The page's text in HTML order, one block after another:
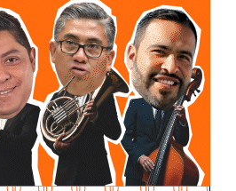
la normatividad.La realidad
con ninguno de estos
quela dependencia mantiene
complete el procedimiento
a la ley, por lo que descartó que
hacia la empresa.